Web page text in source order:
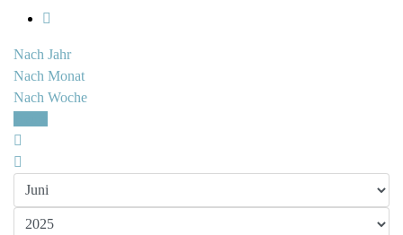
Nach Jahr
Nach Monat
Nach Woche